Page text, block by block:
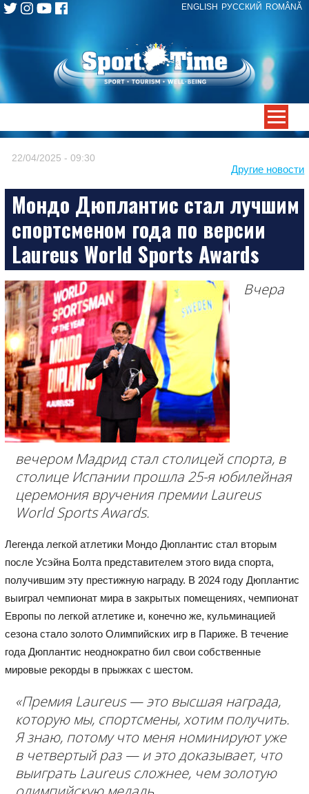
ENGLISH РУССКИЙ ROMÂNĂ
Skip
content
Другие новости
22/04/2025 - 09:30
Мондо Дюплантис стал лучшим
спортсменом года по версии
Laureus World Sports Awards
Вчера
вечером Мадрид стал столицей спорта, в
столице Испании прошла 25-я юбилейная
церемония вручения премии Laureus
World Sports Awards.
Легенда легкой атлетики Мондо Дюплантис стал вторым
после Усэйна Болта представителем этого вида спорта,
получившим эту престижную награду. В 2024 году Дюплантис
выиграл чемпионат мира в закрытых помещениях, чемпионат
Европы по легкой атлетике и, конечно же, кульминацией
сезона стало золото Олимпийских игр в Париже. В течение
года Дюплантис неоднократно бил свои собственные
мировые рекорды в прыжках с шестом.
«Премия Laureus — это высшая награда,
которую мы, спортсмены, хотим получить.
Я знаю, потому что меня номинируют уже
в четвертый раз — и это доказывает, что
выиграть Laureus сложнее, чем золотую